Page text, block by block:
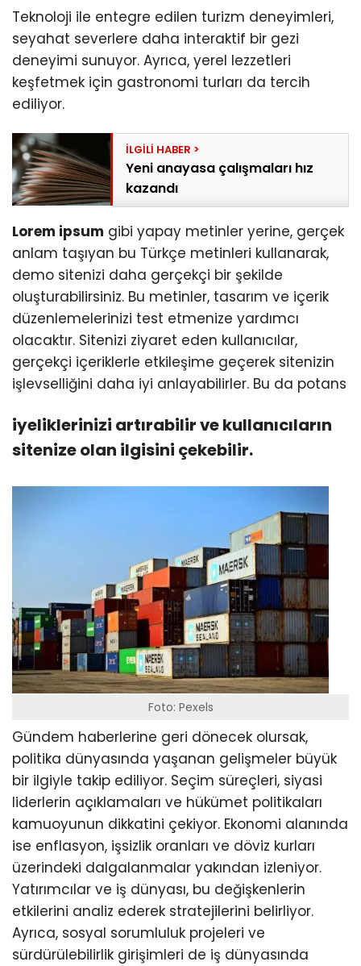
Teknoloji ile entegre edilen turizm deneyimleri,
seyahat severlere daha interaktif bir gezi
deneyimi sunuyor. Ayrıca, yerel lezzetleri
keşfetmek için gastronomi turları da tercih
ediliyor.
Yeni anayasa çalışmaları hız
kazandı
Lorem ipsum gibi yapay metinler yerine, gerçek
anlam taşıyan bu Türkçe metinleri kullanarak,
demo sitenizi daha gerçekçi bir şekilde
oluşturabilirsiniz. Bu metinler, tasarım ve içerik
düzenlemelerinizi test etmenize yardımcı
olacaktır. Sitenizi ziyaret eden kullanıcılar,
gerçekçi içeriklerle etkileşime geçerek sitenizin
işlevselliğini daha iyi anlayabilirler. Bu da potans
iyeliklerinizi artırabilir ve kullanıcıların
sitenize olan ilgisini çekebilir.
Foto: Pexels
Gündem haberlerine geri dönecek olursak,
politika dünyasında yaşanan gelişmeler büyük
bir ilgiyle takip ediliyor. Seçim süreçleri, siyasi
liderlerin açıklamaları ve hükümet politikaları
kamuoyunun dikkatini çekiyor. Ekonomi alanında
ise enflasyon, işsizlik oranları ve döviz kurları
üzerindeki dalgalanmalar yakından izleniyor.
Yatırımcılar ve iş dünyası, bu değişkenlerin
etkilerini analiz ederek stratejilerini belirliyor.
Ayrıca, sosyal sorumluluk projeleri ve
sürdürülebilirlik girişimleri de iş dünyasında